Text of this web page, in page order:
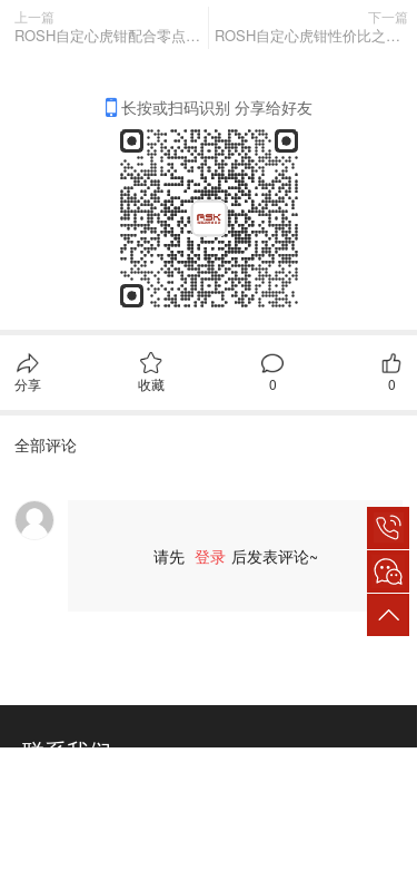
上一篇
ROSH自定心虎钳配合零点快换系统两端同时夹持加工透平叶片案例
下一篇
ROSH自定心虎钳性价比之王，四轴、五轴机床和CNC加工中心必备
长按或扫码识别 分享给好友
分享 收藏 0 0
全部评论
请先 登录 后发表评论~
联系我们